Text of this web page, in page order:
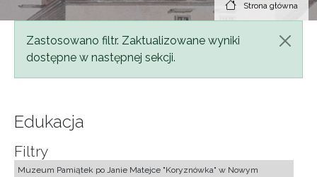
Strona główna
Komunikat
Zastosowano filtr. Zaktualizowane wyniki
dostępne w następnej sekcji.
Edukacja
Filtry
Muzeum Pamiątek po Janie Matejce "Koryznówka" w Nowym